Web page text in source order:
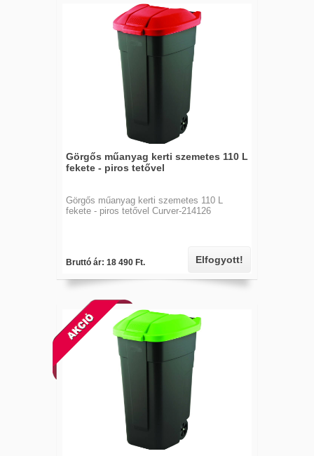
Görgős műanyag kerti szemetes 110 L
fekete - piros tetővel
Görgős műanyag kerti szemetes 110 L
fekete - piros tetővel Curver-214126
Bruttó ár: 18 490 Ft. Elfogyott!